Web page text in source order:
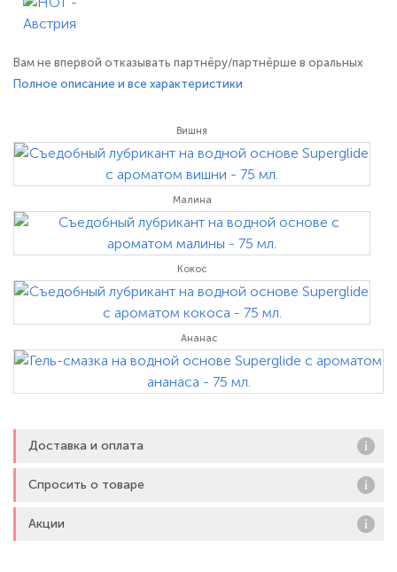
Вам не впервой отказывать партнёру/партнёрше в оральных
ласках из-за того, что половые органы смазаны горьким на вкус
клубники Superglide Strawberry станет для вас настоящим
открытием! Съедобная, приятная на вкус и обеспечивающая
Полное описание и все характеристики
Вишня
Малина
Кокос
Ананас
Доставка и оплата
Спросить о товаре
Акции